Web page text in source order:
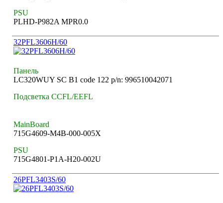
PSU
PLHD-P982A MPR0.0
32PFL3606H/60
Панель
LC320WUY SC B1 code 122 p/n: 996510042071
Подсветка CCFL/EEFL
MainBoard
715G4609-M4B-000-005X
PSU
715G4801-P1A-H20-002U
26PFL3403S/60